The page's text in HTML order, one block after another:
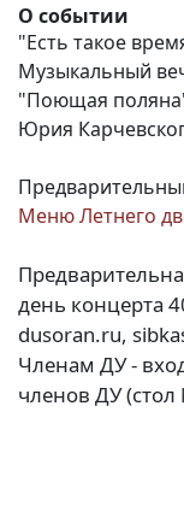
О событии
"Есть такое
Музыкальный
"Поющая поляна"
Юрия
Меню Летнего
день концерта
dusoran.ru,
Членам ДУ -
членов ДУ